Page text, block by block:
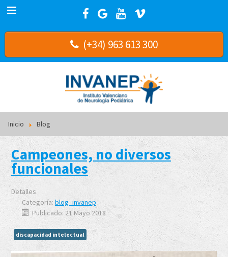
(+34) 963 613 300
Inicio Blog
Campeones, no diversos
funcionales
Detalles
Categoría: blog_invanep
Publicado: 21 Mayo 2018
discapacidad intelectual